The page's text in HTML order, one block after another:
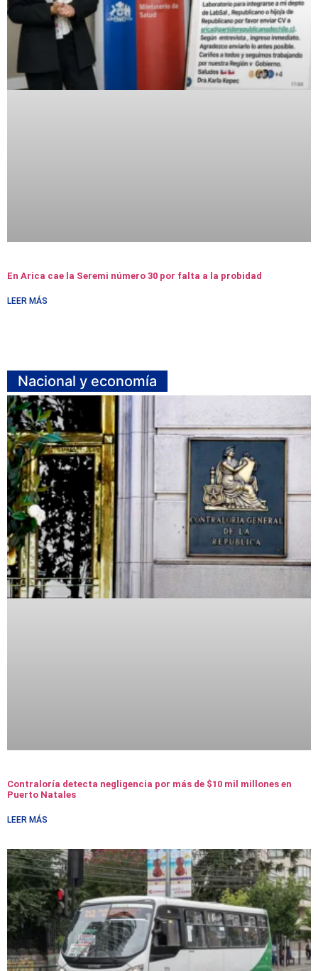
En Arica cae la Seremi número 30 por falta a la probidad
LEER MÁS
Nacional y economía
Contraloría detecta negligencia por más de $10 mil millones en
Puerto Natales
LEER MÁS